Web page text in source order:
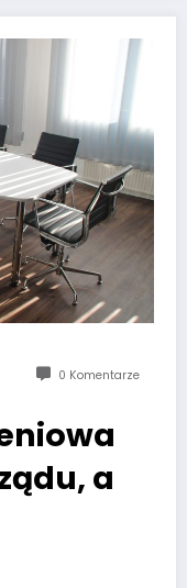
0 Komentarze
a